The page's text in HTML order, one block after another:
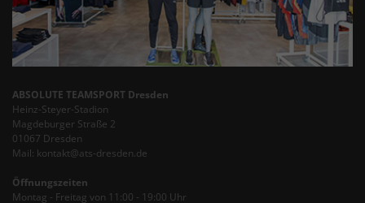
ABSOLUTE TEAMSPORT Dresden
Heinz-Steyer-Stadion
Magdeburger Straße 2
01067 Dresden
Mail: kontakt@ats-dresden.de
Öffnungszeiten
Montag - Freitag von 11:00 - 19:00 Uhr